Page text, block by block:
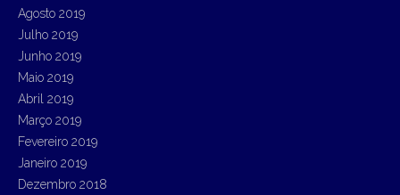
Agosto 2019
Julho 2019
Junho 2019
Maio 2019
Abril 2019
Março 2019
Fevereiro 2019
Janeiro 2019
Dezembro 2018